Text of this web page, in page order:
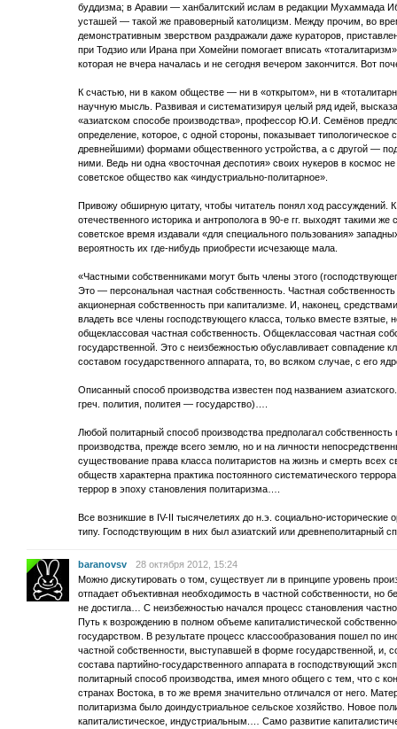
буддизма; в Аравии — ханбалитский ислам в редакции Мухаммада
усташей — такой же правоверный католицизм. Между прочим, во
демонстративным зверством раздражали даже кураторов,
при Тодзио или Ирана при Хомейни помогает вписать
которая не вчера началась и не сегодня вечером закончится. Вот
К счастью, ни в каком обществе — ни в «открытом», ни в
научную мысль. Развивая и систематизируя целый ряд идей,
«азиатском способе производства», профессор Ю.И. Семёнов
определение, которое, с одной стороны, показывает
древнейшими) формами общественного устройства, а с другой —
ними. Ведь ни одна «восточная деспотия» своих нукеров в космос
советское общество как «индустриально-политарное».
Привожу обширную цитату, чтобы читатель понял ход рассуждений.
отечественного историка и антрополога в 90-е гг. выходят такими
советское время издавали «для специального пользования»
вероятность их где-нибудь приобрести исчезающе мала.
«Частными собственниками могут быть члены этого
Это — персональная частная собственность. Частная
акционерная собственность при капитализме. И, наконец,
владеть все члены господствующего класса, только вместе взятые,
общеклассовая частная собственность. Общеклассовая частная
государственной. Это с неизбежностью обуславливает совпадение
составом государственного аппарата, то, во всяком случае, с его
Описанный способ производства известен под названием
греч. полития, политея — государство)….
Любой политарный способ производства предполагал собственность
производства, прежде всего землю, но и на личности
существование права класса политаристов на жизнь и смерть всех
обществ характерна практика постоянного систематического
террор в эпоху становления политаризма….
Все возникшие в IV-II тысячелетиях до н.э. социально-исторические
типу. Господствующим в них был азиатский или древнеполитарный
baranovsv
28 октября 2012, 15:24
Можно дискутировать о том, существует ли в принципе уровень
отпадает объективная необходимость в частной собственности, но
не достигла… С неизбежностью начался процесс становления
Путь к возрождению в полном объеме капиталистической
государством. В результате процесс классообразования пошел по
частной собственности, выступавшей в форме государственной, и,
состава партийно-государственного аппарата в господствующий
политарный способ производства, имея много общего с тем, что с
странах Востока, в то же время значительно отличался от него.
политаризма было доиндустриальное сельское хозяйство. Новое
капиталистическое, индустриальным.… Само развитие